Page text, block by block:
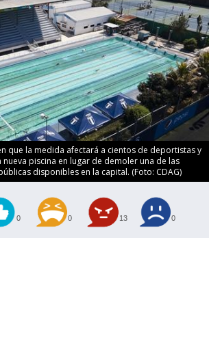
que la medida afectará a cientos de deportistas y
piscina en lugar de demoler una de las
disponibles en la capital. (Foto: CDAG)
0 0 13 0